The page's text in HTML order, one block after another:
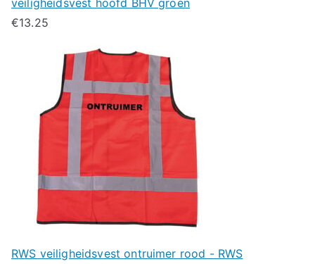
€13.25
RWS veiligheidsvest ontruimer rood - RWS